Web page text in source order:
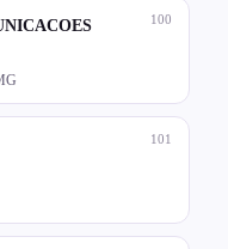
100
101